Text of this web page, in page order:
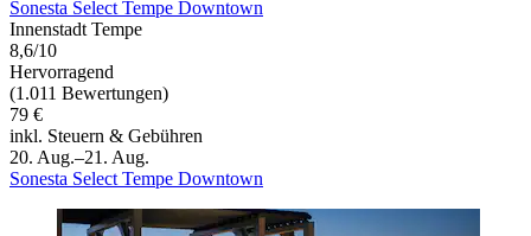
Sonesta Select Tempe Downtown
Innenstadt Tempe
8,6/10
Hervorragend
(1.011 Bewertungen)
79 €
inkl. Steuern & Gebühren
20. Aug.–21. Aug.
Sonesta Select Tempe Downtown